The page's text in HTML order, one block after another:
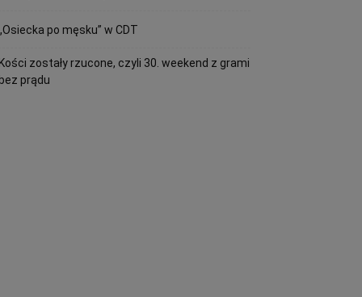
po męsku” w CDT
zostały rzucone, czyli 30. weekend z grami
prądu